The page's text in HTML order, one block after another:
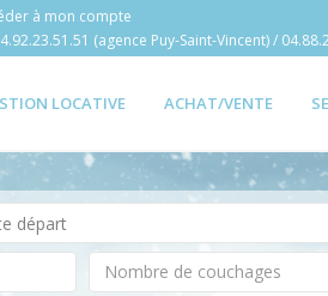
à mon compte
(agence Puy-Saint-Vincent) /
LOCATIVE ACHAT/VENTE